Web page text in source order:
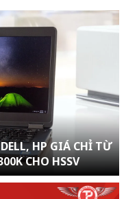
HP GIÁ CHỈ TỪ
CHO HSSV